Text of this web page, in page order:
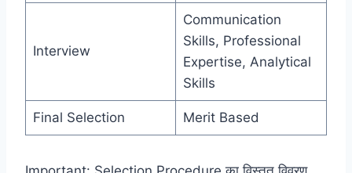
Interview
Communication
Skills, Professional
Expertise, Analytical
Skills
Final Selection Merit Based